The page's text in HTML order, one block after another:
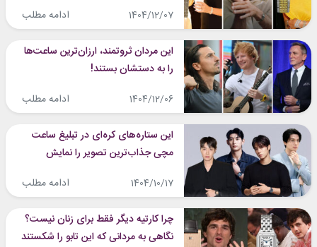
1404/12/07 ادامه مطلب
این مردان ثروتمند، ارزان‌ترین ساعت‌ها
را به دستشان بستند!
1404/12/06 ادامه مطلب
این ستاره‌های کره‌ای در تبلیغ ساعت
مچی جذاب‌ترین تصویر را نمایش
1404/10/17 ادامه مطلب
چرا کارتیه دیگر فقط برای زنان نیست؟
نگاهی به مردانی که این تابو را شکستند